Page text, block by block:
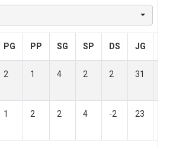
PG PP SG SP DS JG
2 1 4 2 2 31
1 2 2 4 -2 23